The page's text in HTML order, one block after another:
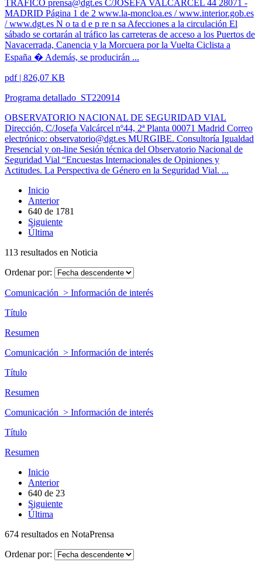
TRÁFICO prensa@dgt.es C/JOSEFA VALCARCEL 44 28071 -
MADRID Página 1 de 2 www.la-moncloa.es / www.interior.gob.es
/ www.dgt.es N o ta d e p re n sa Afecciones a la circulación El
sábado se cortarán al tráfico las carreteras de acceso a los Puertos de
Navacerrada, Canencia y la Morcuera por la Vuelta Ciclista a
España � Además, se producirán ...
pdf | 826,07 KB
Programa detallado_ST220914
OBSERVATORIO NACIONAL DE SEGURIDAD VIAL
Dirección, C/Josefa Valcárcel nº44, 2ª Planta 00071 Madrid Correo
electrónico: observatorio@dgt.es MURGIBE. Consultoría Igualdad
Presencial y on-line Sesión técnica del Observatorio Nacional de
Seguridad Vial “Encuestas Internacionales de Opiniones y
Actitudes. La Perspectiva de Género en la Seguridad Vial. ...
Inicio
Anterior
640 de 1781
Siguiente
Última
113 resultados en Noticia
Ordenar por:
Comunicación > Información de interés
Título
Resumen
Comunicación > Información de interés
Título
Resumen
Comunicación > Información de interés
Título
Resumen
Inicio
Anterior
640 de 23
Siguiente
Última
674 resultados en NotaPrensa
Ordenar por: